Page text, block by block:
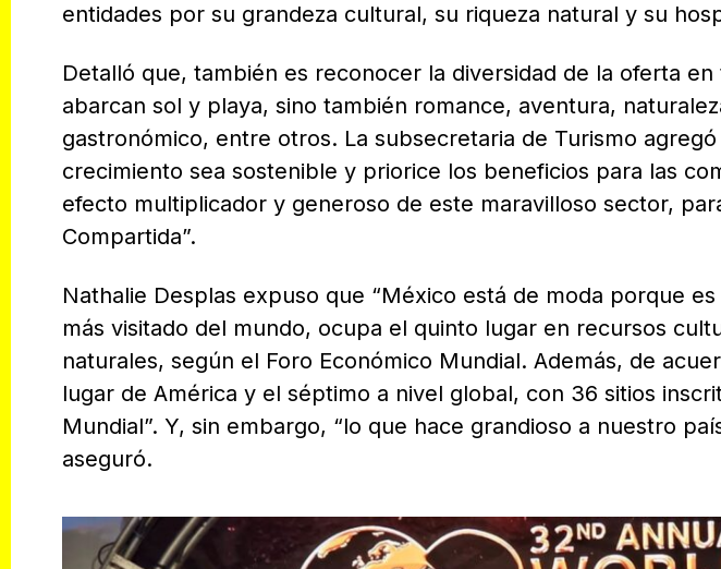
entidades por su grandeza cultural, su riqueza natural y su
Detalló que, también es reconocer la diversidad de la oferta
abarcan sol y playa, sino también romance, aventura,
gastronómico, entre otros. La subsecretaria de Turismo
crecimiento sea sostenible y priorice los beneficios para las
efecto multiplicador y generoso de este maravilloso sector,
Compartida”.
Nathalie Desplas expuso que “México está de moda porque
más visitado del mundo, ocupa el quinto lugar en recursos
naturales, según el Foro Económico Mundial. Además, de
lugar de América y el séptimo a nivel global, con 36 sitios
Mundial”. Y, sin embargo, “lo que hace grandioso a nuestro
aseguró.